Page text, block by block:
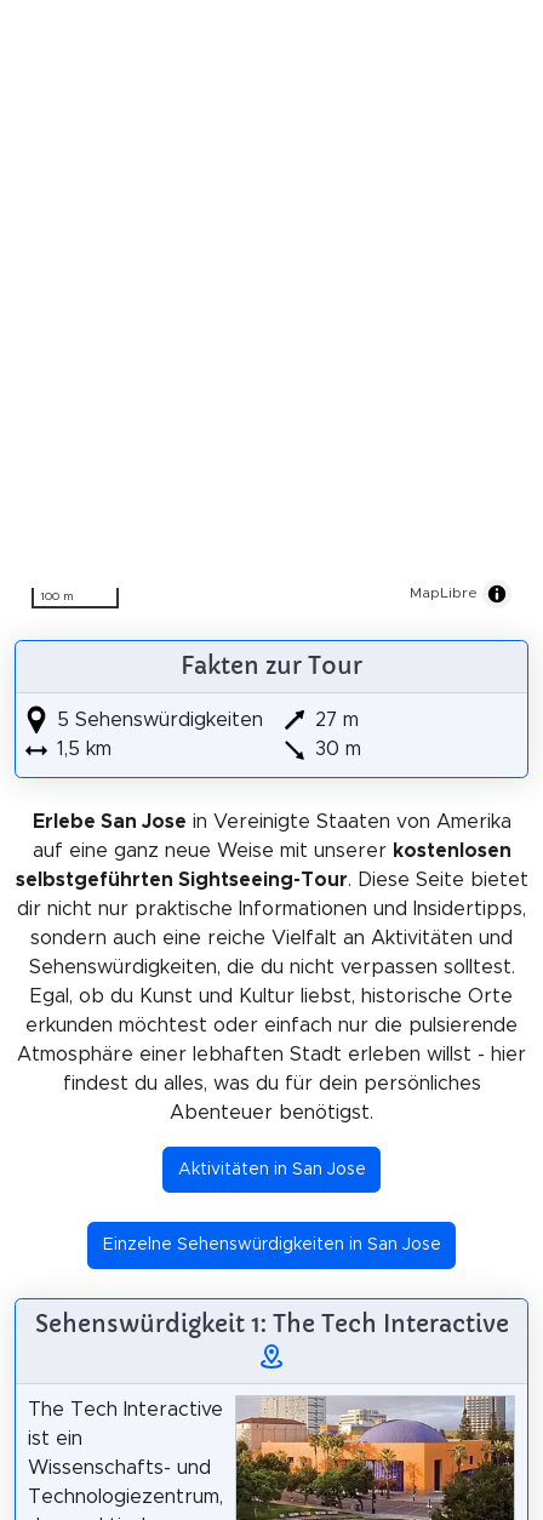
100 m MapLibre
Fakten zur Tour
5 Sehenswürdigkeiten
1,5 km
27 m
30 m
Erlebe San Jose in Vereinigte Staaten von Amerika
auf eine ganz neue Weise mit unserer kostenlosen
selbstgeführten Sightseeing-Tour. Diese Seite bietet
dir nicht nur praktische Informationen und Insidertipps,
sondern auch eine reiche Vielfalt an Aktivitäten und
Sehenswürdigkeiten, die du nicht verpassen solltest.
Egal, ob du Kunst und Kultur liebst, historische Orte
erkunden möchtest oder einfach nur die pulsierende
Atmosphäre einer lebhaften Stadt erleben willst - hier
findest du alles, was du für dein persönliches
Abenteuer benötigst.
Aktivitäten in San Jose
Einzelne Sehenswürdigkeiten in San Jose
Sehenswürdigkeit 1: The Tech Interactive
The Tech Interactive
ist ein
Wissenschafts- und
Technologiezentrum,